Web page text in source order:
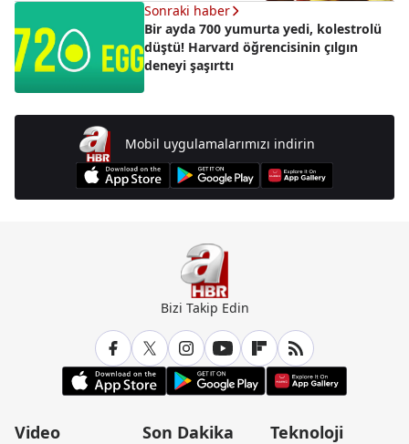
Sonraki haber
Bir ayda 700 yumurta yedi, kolestrolü
düştü! Harvard öğrencisinin çılgın
deneyi şaşırttı
Mobil uygulamalarımızı indirin
Bizi Takip Edin
Video Son Dakika Teknoloji